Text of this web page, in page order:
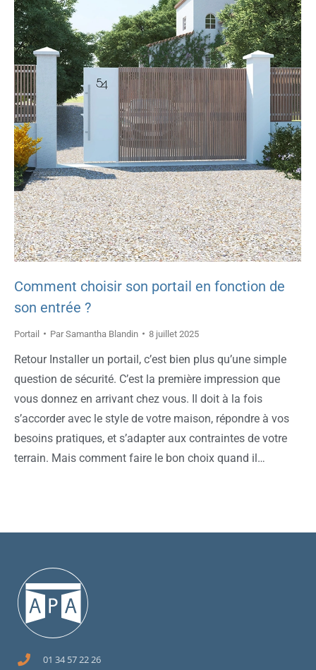
Comment choisir son portail en fonction de
son entrée ?
Portail ParSamantha Blandin 8 juillet 2025
Retour Installer un portail, c’est bien plus qu’une simple
question de sécurité. C’est la première impression que
vous donnez en arrivant chez vous. Il doit à la fois
s’accorder avec le style de votre maison, répondre à vos
besoins pratiques, et s’adapter aux contraintes de votre
terrain. Mais comment faire le bon choix quand il…
01 34 57 22 26